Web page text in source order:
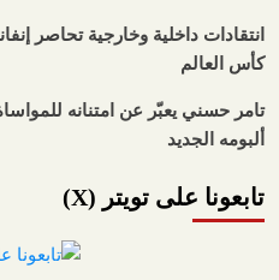
انتقادات داخلية وخارجية تحاصر
كأس العالم
تامر حسني يعبّر عن امتنانه
ألبومه الجديد
تابعونا على تويتر (X)